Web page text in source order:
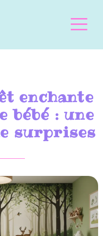
enchante
bébé : une
surprises